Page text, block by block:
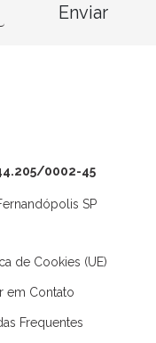
Enviar
0002-45
SP
de Cookies (UE)
em Contato
Frequentes